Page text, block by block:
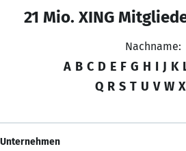
21 Mio. XING
Nachname:
A B C D E F G H I J K
Q R S T U V W X
Unternehmen